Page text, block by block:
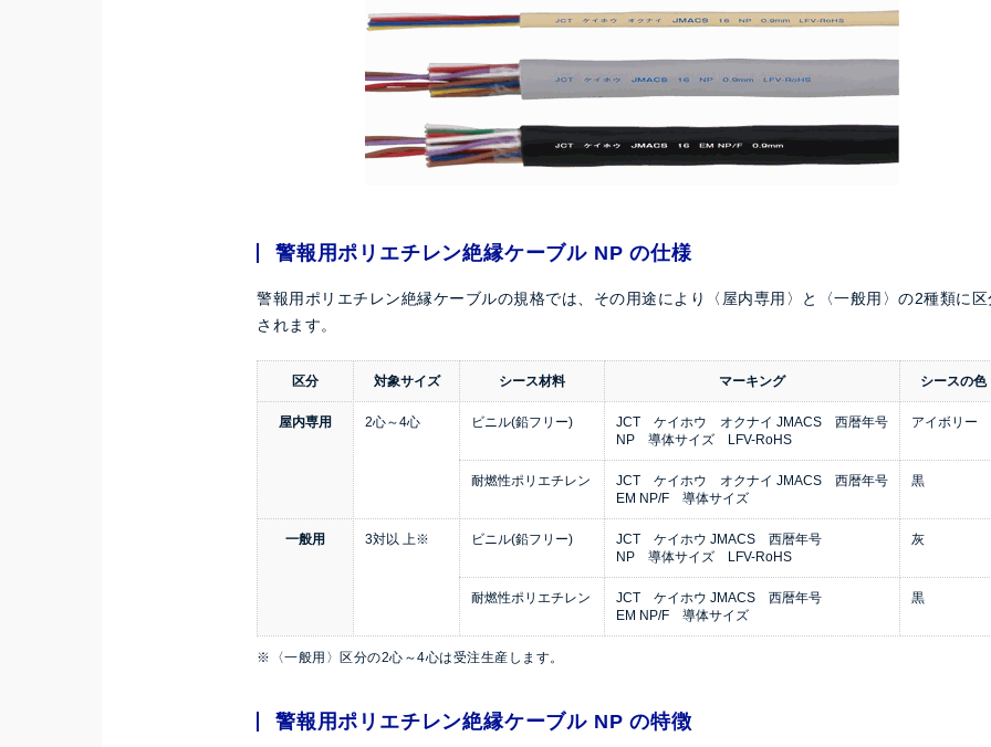
警報用ポリエチレン絶縁ケーブル NP の仕様
警報用ポリエチレン絶縁ケーブルの規格では、その用途により〈屋内専用〉と〈一般用〉の2種類に区
されます。
区分 対象サイズ シース材料 マーキング シースの色
屋内専用 2心～4心 ビニル(鉛フリー)
JCT ケイホウ オクナイ JMACS 西暦年号
NP 導体サイズ LFV-RoHS
アイボリー
耐燃性ポリエチレン
JCT ケイホウ オクナイ JMACS 西暦年号
EM NP/F 導体サイズ
黒
一般用 3対以 上※ ビニル(鉛フリー)
JCT ケイホウ JMACS 西暦年号
NP 導体サイズ LFV-RoHS
灰
耐燃性ポリエチレン
JCT ケイホウ JMACS 西暦年号
EM NP/F 導体サイズ
黒
※〈一般用〉区分の2心～4心は受注生産します。
警報用ポリエチレン絶縁ケーブル NP の特徴